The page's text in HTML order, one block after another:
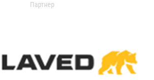
Партнер